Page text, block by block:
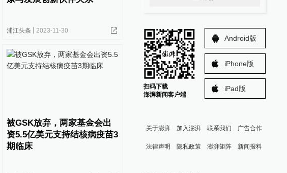
浦江头条 2023-11-30
被GSK放弃，两家基金会出
资5.5亿美元支持结核病疫苗3
期临床
扫码下载
澎湃新闻客户端
Android版
iPhone版
iPad版
关于澎湃 加入澎湃 联系我们 广告合作
法律声明 隐私政策 澎湃矩阵 新闻报料